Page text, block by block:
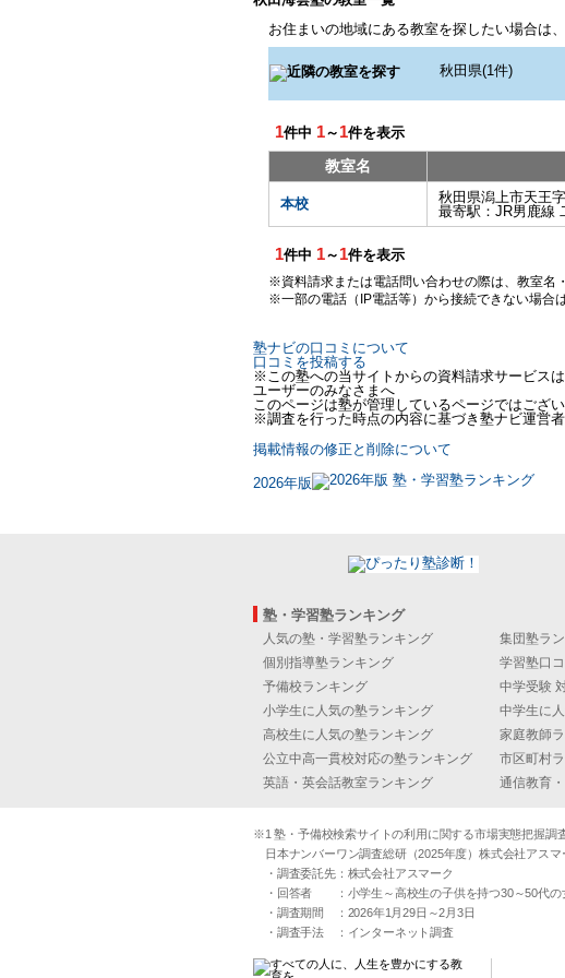
お住まいの地域にある教室を探したい場合は
1件中 1～ 1件を表示
教室名
本校
秋田県潟上市天王
最寄駅： JR男鹿線
1件中 1～ 1件を表示
※資料請求または電話問い合わせの際は、教室名
※一部の電話（IP電話等）から接続できない場合
塾ナビの口コミについて
口コミを投稿する
※この塾への当サイトからの資料請求サービスは
ユーザーのみなさまへ
このページは塾が管理しているページではござ
※調査を行った時点の内容に基づき塾ナビ運営
掲載情報の修正と削除について
2026年版
塾・学習塾ランキング
人気の塾・学習塾ランキング
集団塾ラ
個別指導塾ランキング
学習塾口
予備校ランキング
中学受験
小学生に人気の塾ランキング
中学生に
高校生に人気の塾ランキング
家庭教師
公立中高一貫校対応の塾ランキング
市区町村
英語・英会話教室ランキング
通信教育
※1 塾・予備校検索サイトの利用に関する市場実態把握調
日本ナンバーワン調査総研（2025年度）株式会社アスマ
・調査委託先：株式会社アスマーク
・回答者 ：小学生～高校生の子供を持つ30～50代の
・調査期間 ：2026年1月29日～2月3日
・調査手法 ：インターネット調査